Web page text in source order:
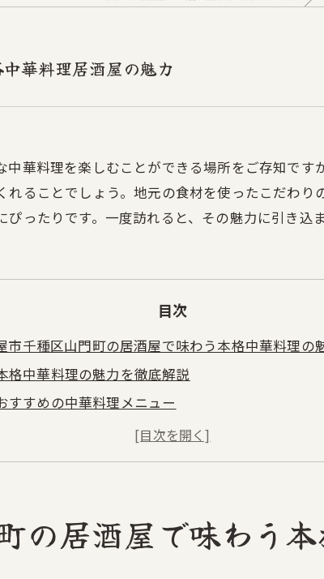
華料理居酒屋の魅力
華料理を楽しむことができる場所をご存知で
ることでしょう。地元の食材を使ったこだわ
ったりです。一度訪れると、その魅力に引き込
目次
市千種区山門町の居酒屋で味わう本格中華料理の
格中華料理の魅力を徹底解説
すすめの中華料理メニュー
シェフのこだわりと技術
別なイベントやフェア
名古屋市千種区山門町の居酒屋の歴史
材を使った名古屋市千種区山門町の居酒屋の中華
の居酒屋で味わう